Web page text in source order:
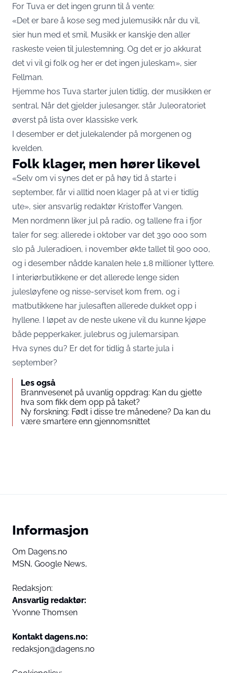
For Tuva er det ingen grunn til å vente:
«Det er bare å kose seg med julemusikk når du vil,
sier hun med et smil. Musikk er kanskje den aller
raskeste veien til julestemning. Og det er jo akkurat
det vi vil gi folk og her er det ingen juleskam», sier
Fellman.
Hjemme hos Tuva starter julen tidlig, der musikken er
sentral. Når det gjelder julesanger, står Juleoratoriet
øverst på lista over klassiske verk.
I desember er det julekalender på morgenen og
kvelden.
Folk klager, men hører likevel
«Selv om vi synes det er på høy tid å starte i
september, får vi alltid noen klager på at vi er tidlig
ute», sier ansvarlig redaktør Kristoffer Vangen.
Men nordmenn liker jul på radio, og tallene fra i fjor
taler for seg: allerede i oktober var det 390 000 som
slo på Juleradioen, i november økte tallet til 900 000,
og i desember nådde kanalen hele 1,8 millioner lyttere.
I interiørbutikkene er det allerede lenge siden
julesløyfene og nisse-serviset kom frem, og i
matbutikkene har julesaften allerede dukket opp i
hyllene. I løpet av de neste ukene vil du kunne kjøpe
både pepperkaker, julebrus og julemarsipan.
Hva synes du? Er det for tidlig å starte jula i
september?
Les også
Brannvesenet på uvanlig oppdrag: Kan du gjette
hva som fikk dem opp på taket?
Ny forskning: Født i disse tre månedene? Da kan du
være smartere enn gjennomsnittet
Informasjon
Om Dagens.no
MSN, Google News,
Redaksjon:
Ansvarlig redaktør:
Yvonne Thomsen
Kontakt dagens.no:
redaksjon@dagens.no